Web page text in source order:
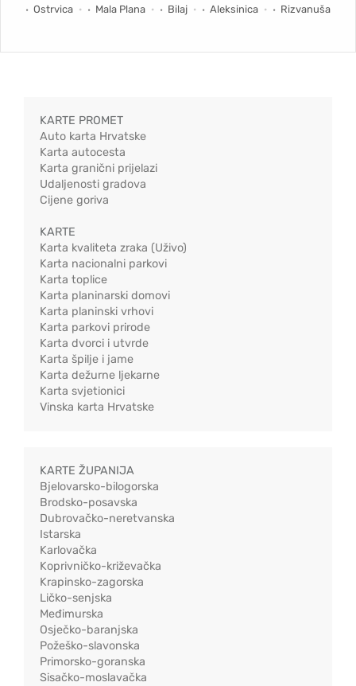
Ostrvica
Mala Plana Bilaj Aleksinica Rizvanuša
KARTE PROMET
Auto karta Hrvatske
Karta autocesta
Karta granični prijelazi
Udaljenosti gradova
Cijene goriva
KARTE
Karta kvaliteta zraka (Uživo)
Karta nacionalni parkovi
Karta toplice
Karta planinarski domovi
Karta planinski vrhovi
Karta parkovi prirode
Karta dvorci i utvrde
Karta špilje i jame
Karta dežurne ljekarne
Karta svjetionici
Vinska karta Hrvatske
KARTE ŽUPANIJA
Bjelovarsko-bilogorska
Brodsko-posavska
Dubrovačko-neretvanska
Istarska
Karlovačka
Koprivničko-križevačka
Krapinsko-zagorska
Ličko-senjska
Međimurska
Osječko-baranjska
Požeško-slavonska
Primorsko-goranska
Sisačko-moslavačka